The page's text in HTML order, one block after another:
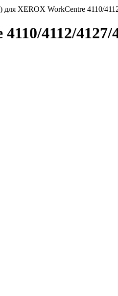
для XEROX WorkCentre 4110/
4112/4127/